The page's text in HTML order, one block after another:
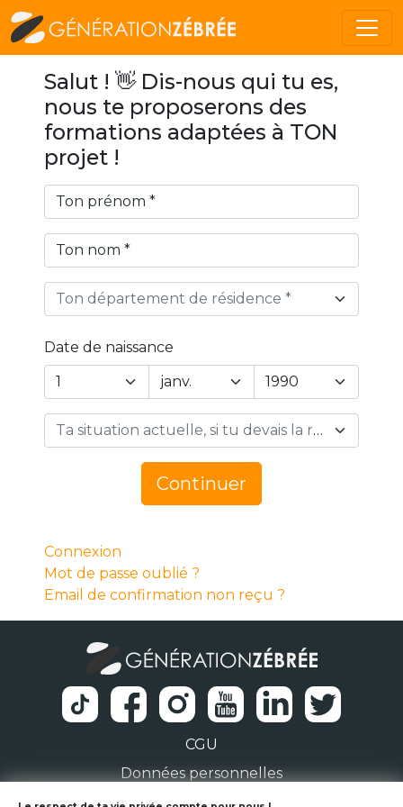
Salut ! 👋 Dis-nous qui tu es,
nous te proposerons des
formations adaptées à TON
projet !
Ton département de résidence *
Date de naissance
Year
Day
Ta situation actuelle, si tu devais la résumer en 1 mot… *
Continuer
Connexion
Mot de passe oublié ?
Email de confirmation non reçu ?
CGU
Données personnelles